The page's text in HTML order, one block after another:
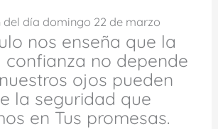
día domingo 22 de marzo
nos enseña que la
confianza no depende
ojos pueden
la seguridad que
en Tus promesas.